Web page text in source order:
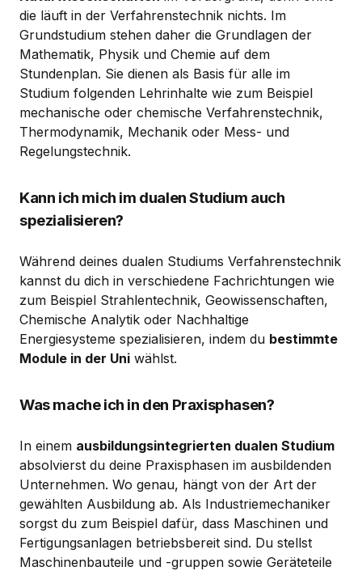
die läuft in der Verfahrenstechnik nichts. Im
Grundstudium stehen daher die Grundlagen der
Mathematik, Physik und Chemie auf dem
Stundenplan. Sie dienen als Basis für alle im
Studium folgenden Lehrinhalte wie zum Beispiel
mechanische oder chemische Verfahrenstechnik,
Thermodynamik, Mechanik oder Mess- und
Regelungstechnik.
Kann ich mich im dualen Studium auch
spezialisieren?
Während deines dualen Studiums Verfahrenstechnik
kannst du dich in verschiedene Fachrichtungen wie
zum Beispiel Strahlentechnik, Geowissenschaften,
Chemische Analytik oder Nachhaltige
Energiesysteme spezialisieren, indem du bestimmte
Module in der Uni wählst.
Was mache ich in den Praxisphasen?
In einem ausbildungsintegrierten dualen Studium
absolvierst du deine Praxisphasen im ausbildenden
Unternehmen. Wo genau, hängt von der Art der
gewählten Ausbildung ab. Als Industriemechaniker
sorgst du zum Beispiel dafür, dass Maschinen und
Fertigungsanlagen betriebsbereit sind. Du stellst
Maschinenbauteile und -gruppen sowie Geräteteile